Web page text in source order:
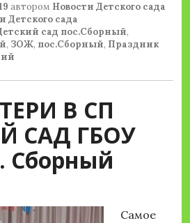
автором Новости Детского сада
Детского сада
сад пос.Сборный,
, ЗОЖ, пос.Сборный, Праздник
В СП
САД ГБОУ
Сборный
Самое